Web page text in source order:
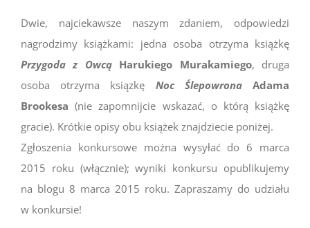
Dwie, najciekawsze naszym zdaniem, odpowiedzi
nagrodzimy książkami: jedna osoba otrzyma książkę
Przygoda z Owcą Harukiego Murakamiego, druga
osoba otrzyma ksiązkę Noc Ślepowrona
Adama
Brookesa (nie zapomnijcie wskazać, o którą książkę
gracie). Krótkie opisy obu książek znajdziecie poniżej.
Zgłoszenia konkursowe można wysyłać do 6 marca
2015 roku (włącznie); wyniki konkursu opublikujemy
na blogu 8 marca 2015 roku. Zapraszamy do udziału
w konkursie!